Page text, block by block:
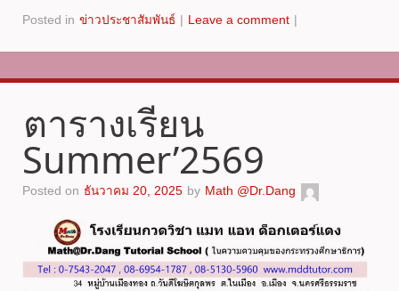
Posted in ข่าวประชาสัมพันธ์ Leave a comment
ตารางเรียน
Summer’2569
Posted on ธันวาคม 20, 2025 by Math @Dr.Dang